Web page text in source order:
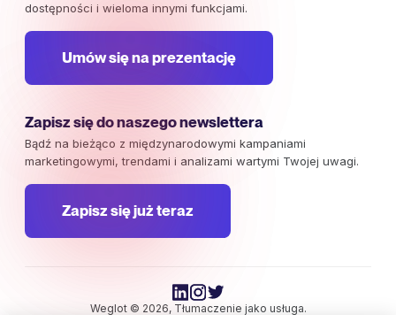
dostępności i wieloma innymi funkcjami.
Umów się na prezentację
Zapisz się do naszego newslettera
Bądź na bieżąco z międzynarodowymi kampaniami
marketingowymi, trendami i analizami wartymi Twojej uwagi.
Zapisz się już teraz
Weglot © 2026, Tłumaczenie jako usługa.